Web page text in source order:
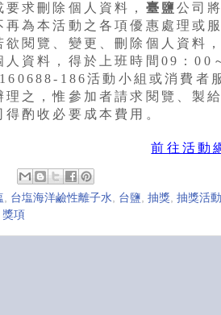
要求刪除個人資料， 臺鹽公司
再為本活動之各項優惠處理或
欲閱覽、變更、刪除個人資料
人資料，得於上班時間09：
186活動小組或消費者
理之，惟參加者請求閱覽、製
得酌收必要成本費用。
前往活動
台塩海洋鹼性離子水 台鹽 抽獎 抽獎活動
獎項